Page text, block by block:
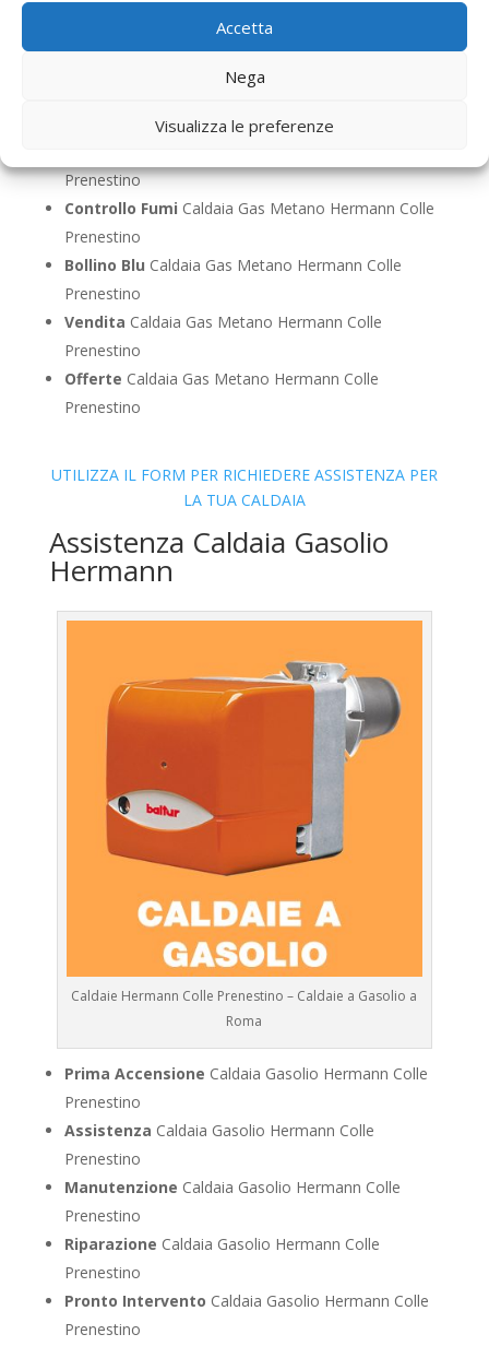
Accetta
Nega
Visualizza le preferenze
Caldaia Gas Metano Hermann
Prenestino
Controllo Fumi Caldaia Gas Metano Hermann Colle
Prenestino
Bollino Blu Caldaia Gas Metano Hermann Colle
Prenestino
Vendita Caldaia Gas Metano Hermann Colle
Prenestino
Offerte Caldaia Gas Metano Hermann Colle
Prenestino
UTILIZZA IL FORM PER RICHIEDERE ASSISTENZA PER
LA TUA CALDAIA
Assistenza Caldaia Gasolio
Hermann
Caldaie Hermann Colle Prenestino – Caldaie a Gasolio a
Roma
Prima Accensione Caldaia Gasolio Hermann Colle
Prenestino
Assistenza Caldaia Gasolio Hermann Colle
Prenestino
Manutenzione Caldaia Gasolio Hermann Colle
Prenestino
Riparazione Caldaia Gasolio Hermann Colle
Prenestino
Pronto Intervento Caldaia Gasolio Hermann Colle
Prenestino